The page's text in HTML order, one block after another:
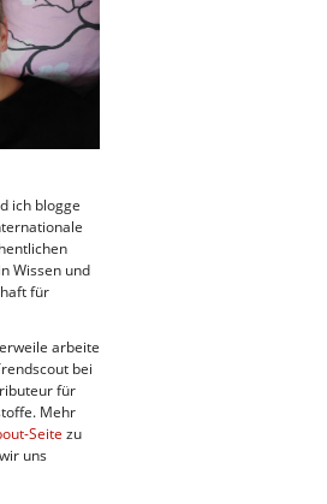
ich blogge
Wissen und
für
arbeite
bei
für
Mehr
Seite zu
uns